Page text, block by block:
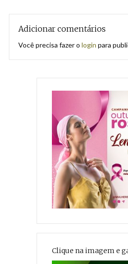
Adicionar comentários
Você precisa fazer o login para
Clique na imagem e